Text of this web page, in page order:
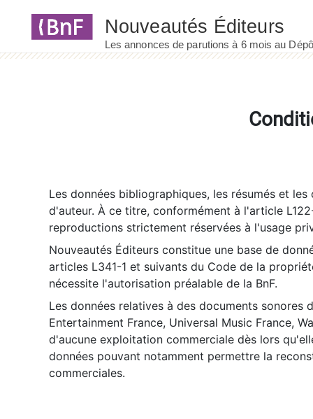
Les données bibliographiques, les résumés et
d'auteur. À ce titre, conformément à l'article
reproductions strictement réservées à l'usage
Nouveautés Éditeurs constitue une base de
articles L341-1 et suivants du Code de la
nécessite l'autorisation préalable de la BnF.
Les données relatives à des documents sonores
Entertainment France, Universal Music France,
d'aucune exploitation commerciale dès lors
données pouvant notamment permettre la
commerciales.